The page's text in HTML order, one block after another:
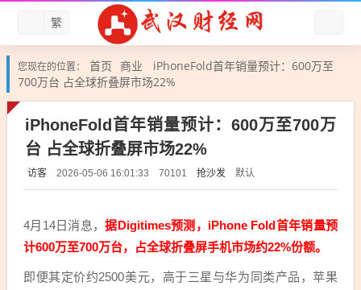
繁
您现在的位置： 首页 商业
iPhoneFold首年销量预计：600万至
700万台 占全球折叠屏市场22%
iPhoneFold首年销量预计：600万至700万
台 占全球折叠屏市场22%
访客 2026-05-06 16:01:33 70101 抢沙发 默认
4月14日消息，据Digitimes预测，iPhone Fold首年销量预
计600万至700万台，占全球折叠屏手机市场约22%份额。
即便其定价约2500美元，高于三星与华为同类产品，苹果